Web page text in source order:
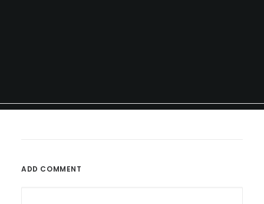
ADD COMMENT